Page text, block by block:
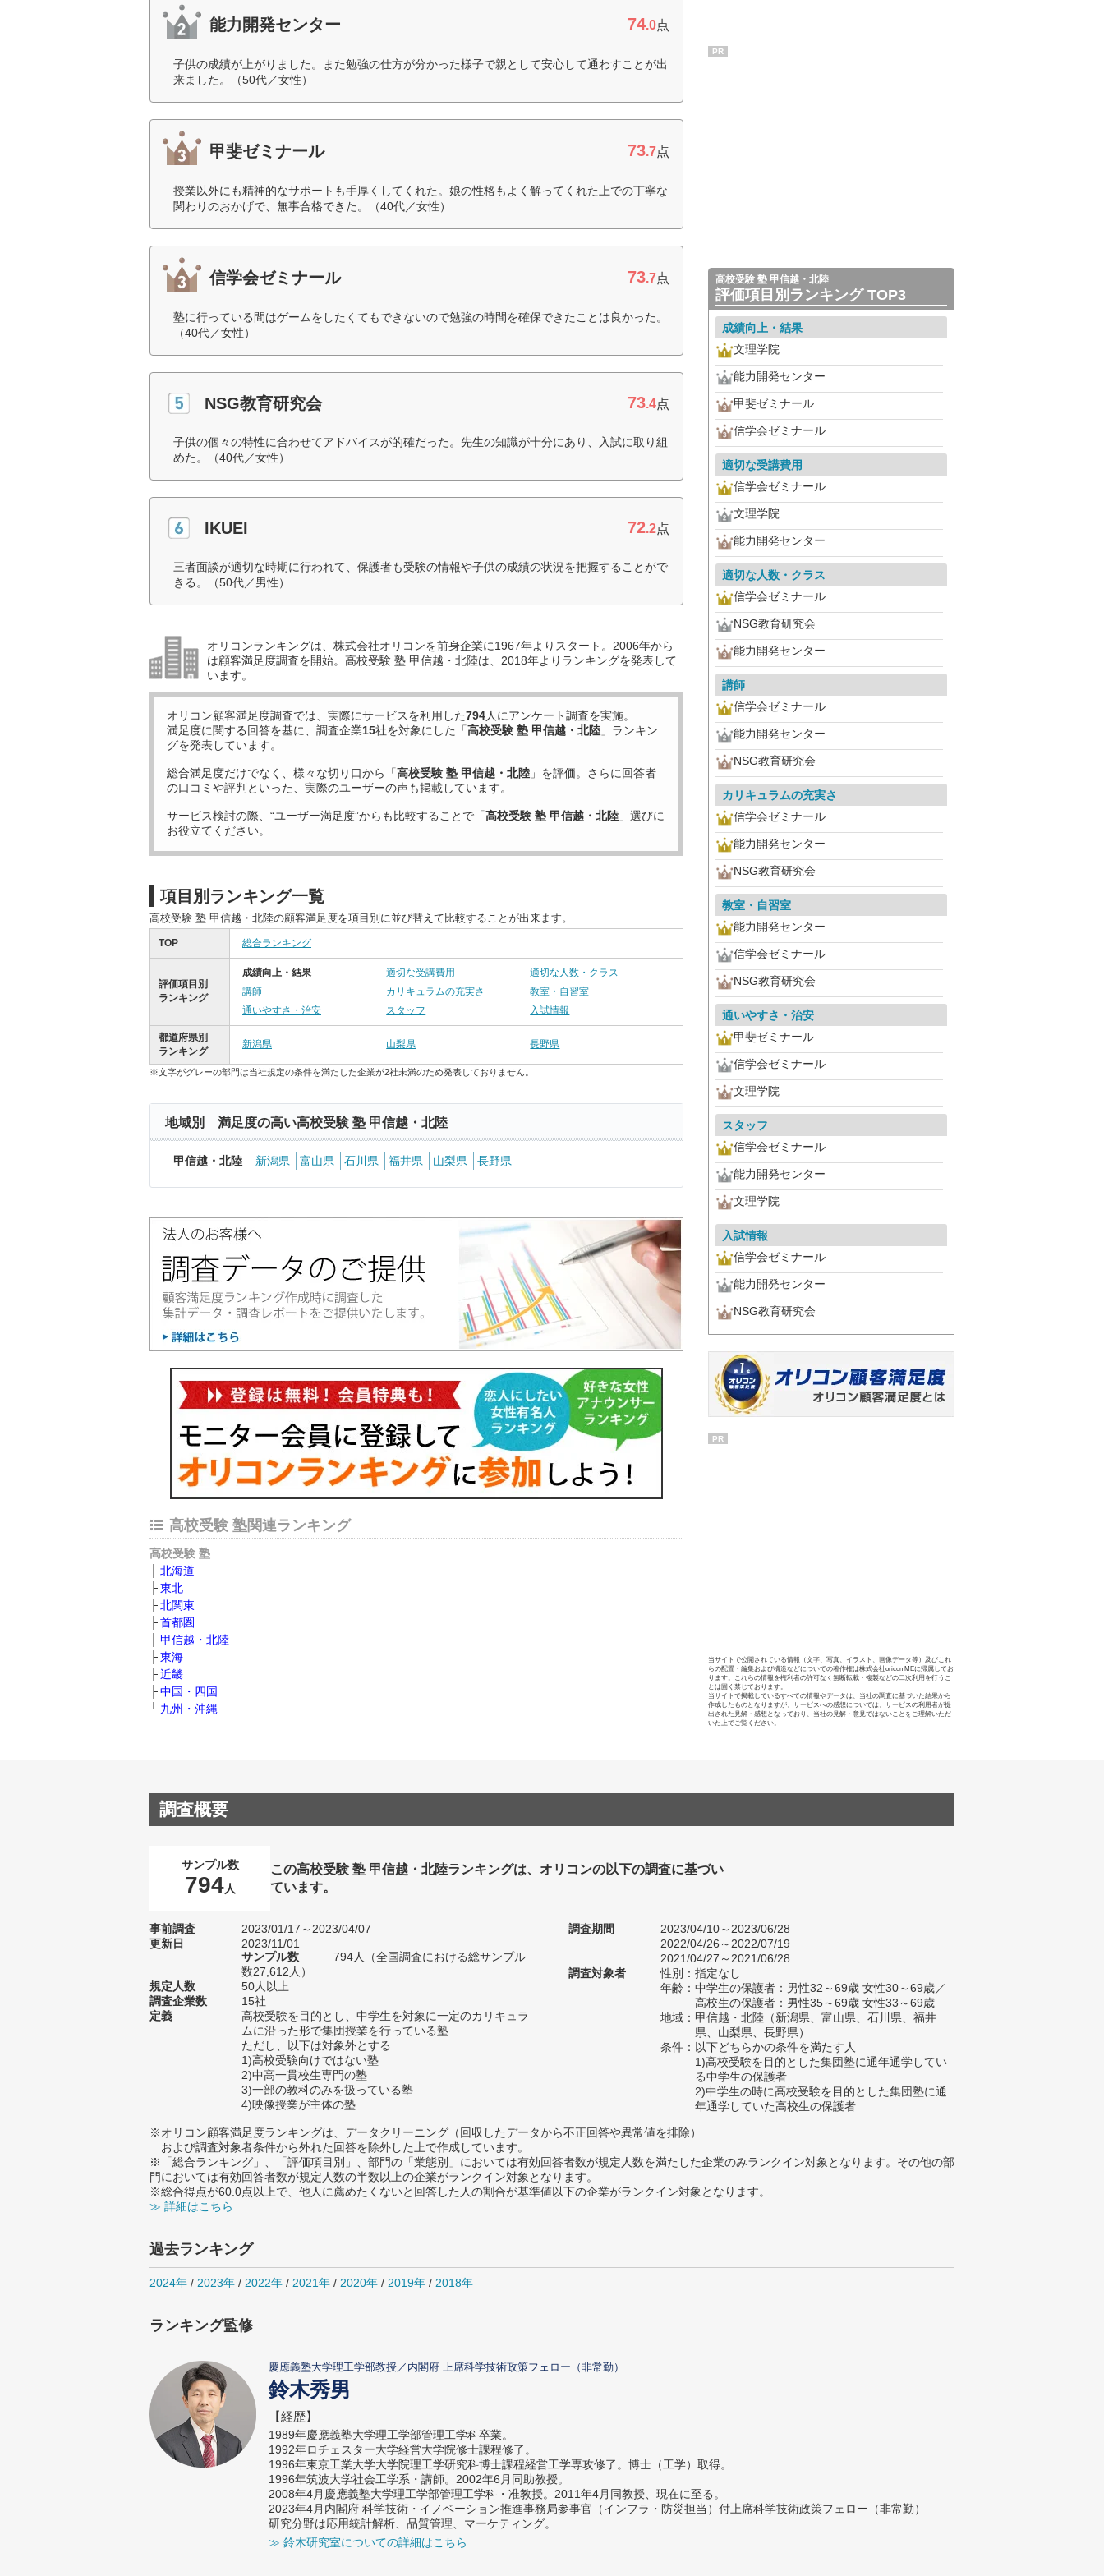
能力開発センター 74.0点
子供の成績が上がりました。また勉強の仕方が分かった様子で親として安心して通わすことが出
来ました。（50代／女性）
甲斐ゼミナール 73.7点
授業以外にも精神的なサポートも手厚くしてくれた。娘の性格もよく解ってくれた上での丁寧な
関わりのおかげで、無事合格できた。（40代／女性）
信学会ゼミナール 73.7点
塾に行っている間はゲームをしたくてもできないので勉強の時間を確保できたことは良かった。
（40代／女性）
NSG教育研究会 73.4点
子供の個々の特性に合わせてアドバイスが的確だった。先生の知識が十分にあり、入試に取り組
めた。（40代／女性）
IKUEI 72.2点
三者面談が適切な時期に行われて、保護者も受験の情報や子供の成績の状況を把握することがで
きる。（50代／男性）
オリコンランキングは、株式会社オリコンを前身企業に1967年よりスタート。2006年から
は顧客満足度調査を開始。高校受験 塾 甲信越・北陸は、2018年よりランキングを発表して
います。
オリコン顧客満足度調査では、実際にサービスを利用した794人にアンケート調査を実施。
満足度に関する回答を基に、調査企業15社を対象にした「高校受験 塾 甲信越・北陸 」ランキン
グを発表しています。
総合満足度だけでなく、様々な切り口から「高校受験 塾 甲信越・北陸 」を評価。さらに回答者
の口コミや評判といった、実際のユーザーの声も掲載しています。
サービス検討の際、“ユーザー満足度”からも比較することで「高校受験 塾 甲信越・北陸 」選びに
お役立てください。
項目別ランキング一覧
高校受験 塾 甲信越・北陸の顧客満足度を項目別に並び替えて比較することが出来ます。
TOP 総合ランキング
評価項目別
ランキング
成績向上・結果 適切な受講費用
適切な人数・クラス
講師
カリキュラムの充実さ
教室・自習室
通いやすさ・治安
スタッフ 入試情報
都道府県別
ランキング
新潟県 山梨県 長野県
※文字がグレーの部門は当社規定の条件を満たした企業が2社未満のため発表しておりません。
地域別 満足度の高い高校受験 塾 甲信越・北陸
甲信越・北陸 新潟県 富山県 石川県 福井県 山梨県 長野県
高校受験 塾関連ランキング
高校受験 塾
北海道
東北
北関東
首都圏
甲信越・北陸
東海
近畿
中国・四国
九州・沖縄
PR
高校受験 塾 甲信越・北陸
評価項目別ランキング TOP3
成績向上・結果
文理学院
能力開発センター
甲斐ゼミナール
信学会ゼミナール
適切な受講費用
信学会ゼミナール
文理学院
能力開発センター
適切な人数・クラス
信学会ゼミナール
NSG教育研究会
能力開発センター
講師
信学会ゼミナール
能力開発センター
NSG教育研究会
カリキュラムの充実さ
信学会ゼミナール
能力開発センター
NSG教育研究会
教室・自習室
能力開発センター
信学会ゼミナール
NSG教育研究会
通いやすさ・治安
甲斐ゼミナール
信学会ゼミナール
文理学院
スタッフ
信学会ゼミナール
能力開発センター
文理学院
入試情報
信学会ゼミナール
能力開発センター
NSG教育研究会
PR
当サイトで公開されている情報（文字、写真、イラスト、画像データ等）及びこれ
らの配置・編集および構造などについての著作権は株式会社oricon MEに帰属してお
ります。これらの情報を権利者の許可なく無断転載・複製などの二次利用を行うこ
とは固く禁じております。
当サイトで掲載しているすべての情報やデータは、当社の調査に基づいた結果から
作成したものとなりますが、サービスへの感想については、サービスの利用者が提
出された見解・感想となっており、当社の見解・意見ではないことをご理解いただ
いた上でご覧ください。
調査概要
サンプル数
794人
この高校受験 塾 甲信越・北陸ランキングは、オリコンの以下の調査に基づい
ています。
事前調査
2023/01/17～2023/04/07
更新日
2023/11/01
サンプル数
794人（全国調査における総サンプル
数27,612人）
規定人数
50人以上
調査企業数
15社
定義
高校受験を目的とし、中学生を対象に一定のカリキュラ
ムに沿った形で集団授業を行っている塾
ただし、以下は対象外とする
1)高校受験向けではない塾
2)中高一貫校生専門の塾
3)一部の教科のみを扱っている塾
4)映像授業が主体の塾
調査期間
2023/04/10～2023/06/28
2022/04/26～2022/07/19
2021/04/27～2021/06/28
調査対象者
性別：指定なし
年齢：中学生の保護者：男性32～69歳 女性30～69歳／
高校生の保護者：男性35～69歳 女性33～69歳
地域：甲信越・北陸（新潟県、富山県、石川県、福井
県、山梨県、長野県）
条件：以下どちらかの条件を満たす人
1)高校受験を目的とした集団塾に通年通学してい
る中学生の保護者
2)中学生の時に高校受験を目的とした集団塾に通
年通学していた高校生の保護者
※オリコン顧客満足度ランキングは、データクリーニング（回収したデータから不正回答や異常値を排除）
および調査対象者条件から外れた回答を除外した上で作成しています。
※「総合ランキング」、「評価項目別」、部門の「業態別」においては有効回答者数が規定人数を満たした企業のみランクイン対象となります。その他の部
門においては有効回答者数が規定人数の半数以上の企業がランクイン対象となります。
※総合得点が60.0点以上で、他人に薦めたくないと回答した人の割合が基準値以下の企業がランクイン対象となります。
≫ 詳細はこちら
過去ランキング
2024年 / 2023年 / 2022年 / 2021年 / 2020年 / 2019年 / 2018年
ランキング監修
慶應義塾大学理工学部教授／内閣府 上席科学技術政策フェロー（非常勤）
鈴木秀男
【経歴】
1989年慶應義塾大学理工学部管理工学科卒業。
1992年ロチェスター大学経営大学院修士課程修了。
1996年東京工業大学大学院理工学研究科博士課程経営工学専攻修了。博士（工学）取得。
1996年筑波大学社会工学系・講師。2002年6月同助教授。
2008年4月慶應義塾大学理工学部管理工学科・准教授。2011年4月同教授、現在に至る。
2023年4月内閣府 科学技術・イノベーション推進事務局参事官（インフラ・防災担当）付上席科学技術政策フェロー（非常勤）
研究分野は応用統計解析、品質管理、マーケティング。
≫ 鈴木研究室についての詳細はこちら